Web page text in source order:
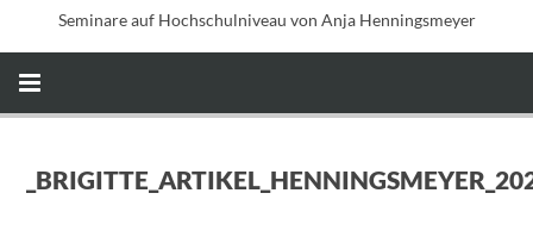
Seminare auf Hochschulniveau von Anja Henningsmeyer